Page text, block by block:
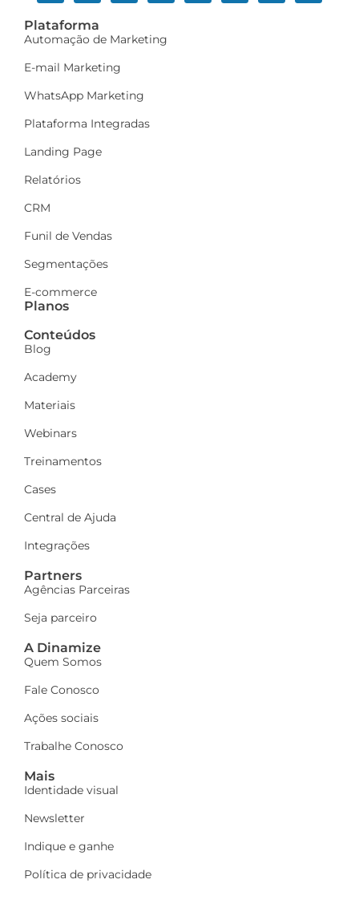
Plataforma
Automação de Marketing
E-mail Marketing
WhatsApp Marketing
Plataforma Integradas
Landing Page
Relatórios
CRM
Funil de Vendas
Segmentações
E-commerce
Planos
Conteúdos
Blog
Academy
Materiais
Webinars
Treinamentos
Cases
Central de Ajuda
Integrações
Partners
Agências Parceiras
Seja parceiro
A Dinamize
Quem Somos
Fale Conosco
Ações sociais
Trabalhe Conosco
Mais
Identidade visual
Newsletter
Indique e ganhe
Política de privacidade